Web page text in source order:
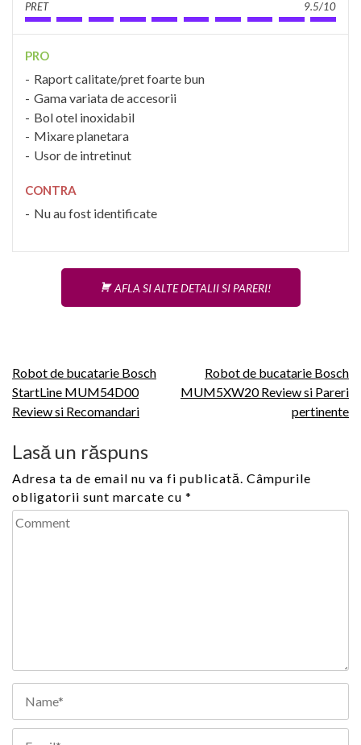
PRET 9.5/10
PRO
Raport calitate/pret foarte bun
Gama variata de accesorii
Bol otel inoxidabil
Mixare planetara
Usor de intretinut
CONTRA
Nu au fost identificate
AFLA SI ALTE DETALII SI PARERI!
Navigare
în
articole
Robot de bucatarie Bosch
StartLine MUM54D00
Review si Recomandari
Robot de bucatarie Bosch
MUM5XW20 Review si Pareri
pertinente
Lasă un răspuns
Adresa ta de email nu va fi publicată. Câmpurile
obligatorii sunt marcate cu *